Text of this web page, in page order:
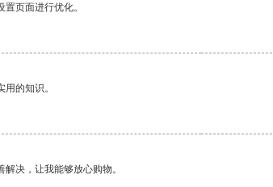
页面进行优化。
的知识。
决，让我能够放心购物。